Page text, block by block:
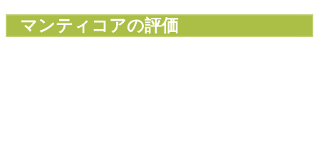
マンティコアの評価